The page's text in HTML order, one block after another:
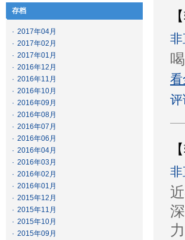
存档
· 2017年04月
· 2017年02月
· 2017年01月
· 2016年12月
· 2016年11月
· 2016年10月
· 2016年09月
· 2016年08月
· 2016年07月
· 2016年06月
· 2016年04月
· 2016年03月
· 2016年02月
· 2016年01月
· 2015年12月
· 2015年11月
· 2015年10月
· 2015年09月
非
非